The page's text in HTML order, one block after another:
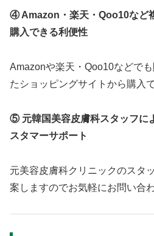
④ Amazon・楽天・Qoo10など
購入できる利便性
Amazonや楽天・Qoo10などで
たショッピングサイトから購入
⑤ 元韓国美容皮膚科スタッフに
スタマーサポート
元美容皮膚科クリニックのスタ
案しますのでお気軽にお問い合